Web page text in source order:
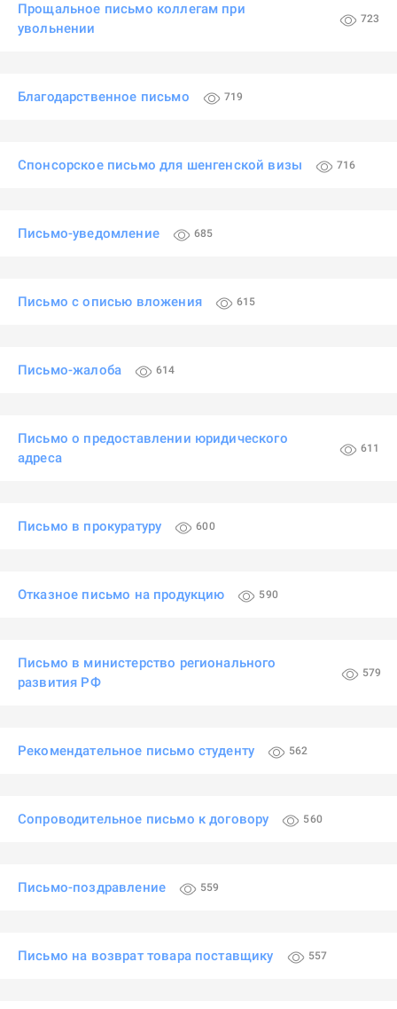
Прощальное письмо коллегам при
увольнении
723
Благодарственное письмо 719
Спонсорское письмо для шенгенской визы 716
Письмо-уведомление 685
Письмо с описью вложения 615
Письмо-жалоба 614
Письмо о предоставлении юридического
адреса
611
Письмо в прокуратуру 600
Отказное письмо на продукцию 590
Письмо в министерство регионального
развития РФ
579
Рекомендательное письмо студенту 562
Сопроводительное письмо к договору 560
Письмо-поздравление 559
Письмо на возврат товара поставщику 557